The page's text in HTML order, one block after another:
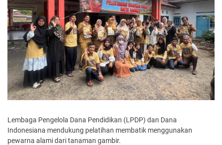
Lembaga Pengelola Dana Pendidikan (LPDP) dan Dana
Indonesiana mendukung pelatihan membatik menggunakan
pewarna alami dari tanaman gambir.